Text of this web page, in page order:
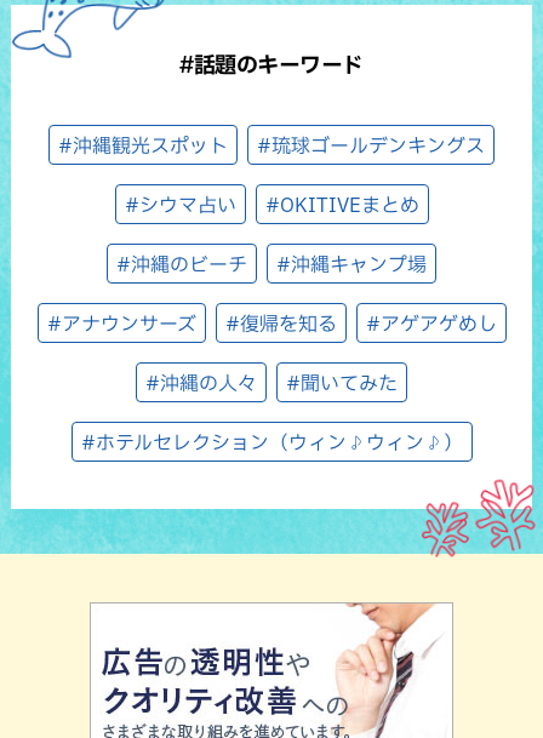
#話題のキーワード
#沖縄観光スポット #琉球ゴールデンキングス
#シウマ占い #OKITIVEまとめ
#沖縄のビーチ #沖縄キャンプ場
#アナウンサーズ #復帰を知る #アゲアゲめし
#沖縄の人々 #聞いてみた
#ホテルセレクション（ウィン♪ウィン♪）